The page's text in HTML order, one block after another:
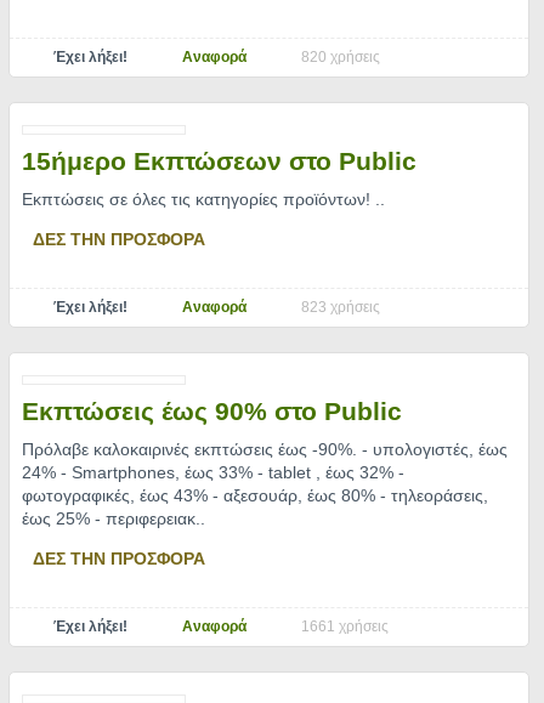
Έχει λήξει! Αναφορά 820 χρήσεις
15ήμερο Εκπτώσεων στο Public
Εκπτώσεις σε όλες τις κατηγορίες προϊόντων!
ΔΕΣ ΤΗΝ ΠΡΟΣΦΟΡΑ
Έχει λήξει! Αναφορά 823 χρήσεις
Εκπτώσεις έως 90% στο Public
Πρόλαβε καλοκαιρινές εκπτώσεις έως -90%. - υπολογιστές, έως
24% - Smartphones, έως 33% - tablet , έως 32% -
φωτογραφικές, έως 43% - αξεσουάρ, έως 80% - τηλεοράσεις,
έως 25% - περιφερειακ..
ΔΕΣ ΤΗΝ ΠΡΟΣΦΟΡΑ
Έχει λήξει! Αναφορά 1661 χρήσεις